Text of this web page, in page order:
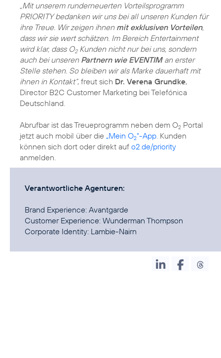
„Mit unserem runderneuerten Vorteilsprogramm
PRIORITY bedanken wir uns bei all unseren Kunden für
ihre Treue. Wir zeigen ihnenmit exklusiven Vorteilen,
dass wir sie wert schätzen. Im Bereich Entertainment
wird klar, dass O2Kunden nicht nur bei uns, sondern
auch bei unseren Partnern wie EVENTIMan erster
Stelle stehen. So bleiben wir als Marke dauerhaft mit
ihnen in Kontakt“, freut sich Dr. Verena Grundke,
Director B2C Customer Marketing bei Telefónica
Deutschland.
Abrufbar ist das Treueprogramm neben dem O2 Portal
jetzt auch mobil über die „Mein O2“-App. Kunden
können sich dort oder direkt auf o2.de/priority
anmelden.
Verantwortliche Agenturen:
Brand Experience: Avantgarde
Customer Experience: Wunderman Thompson